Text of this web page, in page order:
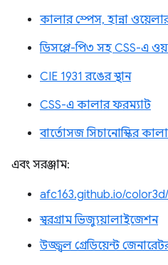
কালার স্পেস, হান্না ওয়েলার
ডিসপ্লে-পি৩ সহ CSS-এ
CIE 1931 রঙের স্থান
CSS-এ কালার ফরম্যাট
বার্তোসজ সিচানোস্কির
এবং সরঞ্জাম:
afc163.github.io/color3d/
স্বরগ্রাম ভিজ্যুয়ালাইজেশন
উজ্জ্বল গ্রেডিয়েন্ট